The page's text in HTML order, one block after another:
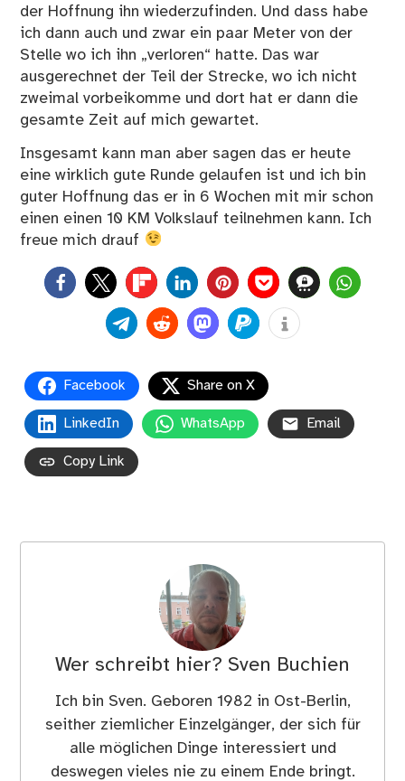
der Hoffnung ihn wiederzufinden. Und dass habe
ich dann auch und zwar ein paar Meter von der
Stelle wo ich ihn „verloren“ hatte. Das war
ausgerechnet der Teil der Strecke, wo ich nicht
zweimal vorbeikomme und dort hat er dann die
gesamte Zeit auf mich gewartet.
Insgesamt kann man aber sagen das er heute
eine wirklich gute Runde gelaufen ist und ich bin
guter Hoffnung das er in 6 Wochen mit mir schon
einen einen 10 KM Volkslauf teilnehmen kann. Ich
freue mich drauf
0
Facebook Share on X
LinkedIn WhatsApp Email
Copy Link
Wer schreibt hier? Sven Buchien
Ich bin Sven. Geboren 1982 in Ost-Berlin,
seither ziemlicher Einzelgänger, der sich für
alle möglichen Dinge interessiert und
deswegen vieles nie zu einem Ende bringt.